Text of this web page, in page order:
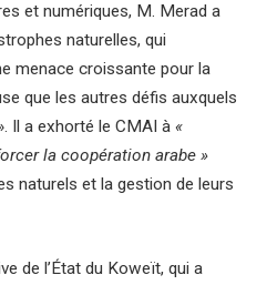
et numériques, M. Merad a
naturelles, qui
menace croissante pour la
que les autres défis auxquels
Il a exhorté le CMAI à «
la coopération arabe »
naturels et la gestion de leurs
de l’État du Koweït, qui a